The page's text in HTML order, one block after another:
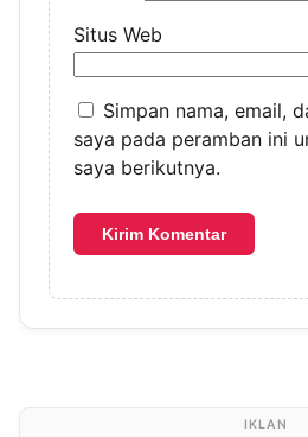
Situs Web
Simpan nama, email,
saya pada peramban ini
saya berikutnya.